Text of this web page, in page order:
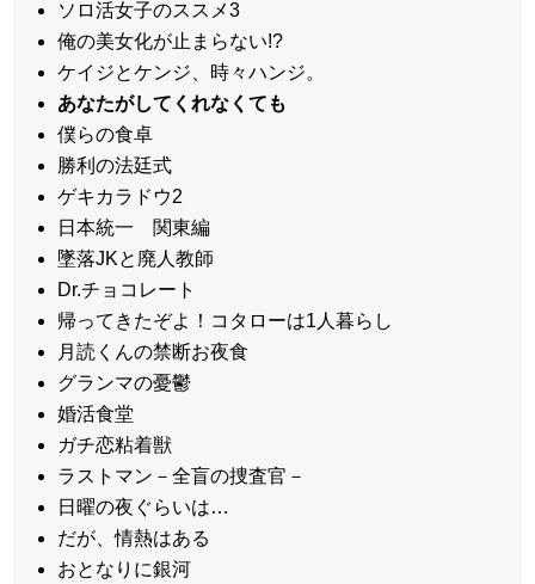
ソロ活女子のススメ3
俺の美女化が止まらない!?
ケイジとケンジ、時々ハンジ。
あなたがしてくれなくても
僕らの食卓
勝利の法廷式
ゲキカラドウ2
日本統一 関東編
墜落JKと廃人教師
Dr.チョコレート
帰ってきたぞよ！コタローは1人暮らし
月読くんの禁断お夜食
グランマの憂鬱
婚活食堂
ガチ恋粘着獣
ラストマン－全盲の捜査官－
日曜の夜ぐらいは…
だが、情熱はある
おとなりに銀河